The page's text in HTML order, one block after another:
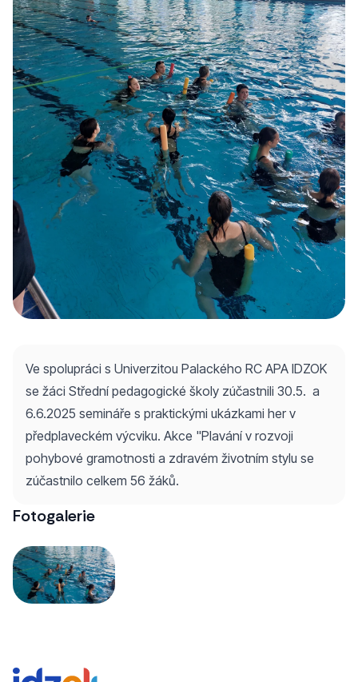
Ve spolupráci s Univerzitou Palackého RC APA IDZOK
se žáci Střední pedagogické školy zúčastnili 30.5. a
6.6.2025 semináře s praktickými ukázkami her v
předplaveckém výcviku. Akce "Plavání v rozvoji
pohybové gramotnosti a zdravém životním stylu se
zúčastnilo celkem 56 žáků.
Fotogalerie